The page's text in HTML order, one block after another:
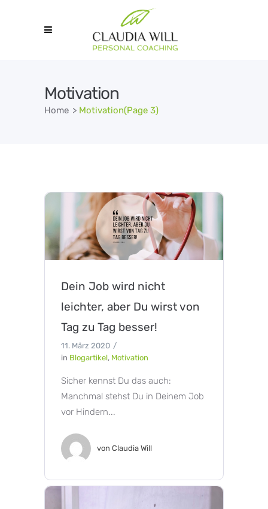
Motivation
Home > Motivation(Page 3)
Dein Job wird nicht
leichter, aber Du wirst von
Tag zu Tag besser!
11. März 2020
in Blogartikel, Motivation
Sicher kennst Du das auch:
Manchmal stehst Du in Deinem Job
vor Hindern...
von Claudia Will